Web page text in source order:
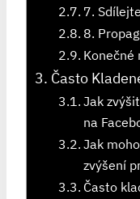
7.
8.
Konečné
Často
Jak
na
Jak
zvýšení
Často